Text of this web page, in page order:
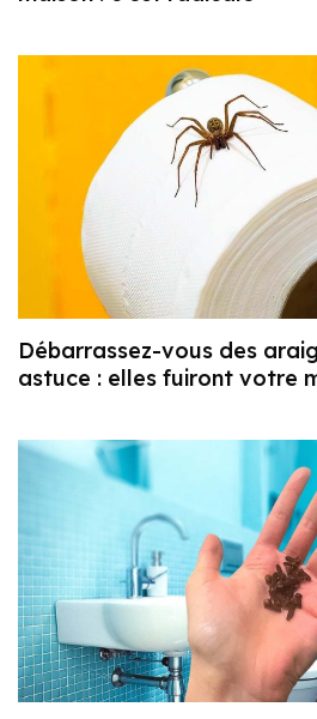
Débarrassez-vous des
astuce : elles fuiront votre